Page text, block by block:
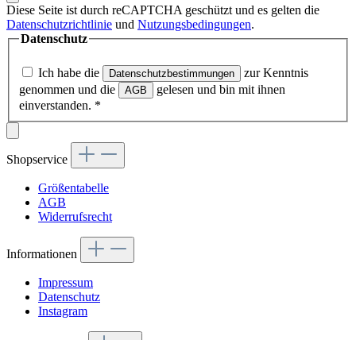
Diese Seite ist durch reCAPTCHA geschützt und es gelten die
Datenschutzrichtlinie und Nutzungsbedingungen.
Datenschutz
Ich habe die Datenschutzbestimmungen
zur Kenntnis
genommen und die
AGB
gelesen und bin mit ihnen
einverstanden. *
Shopservice
Größentabelle
AGB
Widerrufsrecht
Informationen
Impressum
Datenschutz
Instagram